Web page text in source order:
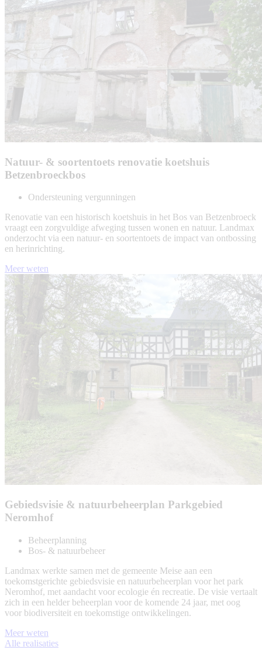
Natuur- & soortentoets renovatie koetshuis
Betzenbroeckbos
Ondersteuning vergunningen
Renovatie van een historisch koetshuis in het Bos van Betzenbroeck
vraagt een zorgvuldige afweging tussen wonen en natuur. Landmax
onderzocht via een natuur- en soortentoets de impact van ontbossing
en herinrichting.
Meer weten
Gebiedsvisie & natuurbeheerplan Parkgebied
Neromhof
Beheerplanning
Bos- & natuurbeheer
Landmax werkte samen met de gemeente Meise aan een
toekomstgerichte gebiedsvisie en natuurbeheerplan voor het park
Neromhof, met aandacht voor ecologie én recreatie. De visie vertaalt
zich in een helder beheerplan voor de komende 24 jaar, met oog
voor biodiversiteit en toekomstige ontwikkelingen.
Meer weten
Alle realisaties